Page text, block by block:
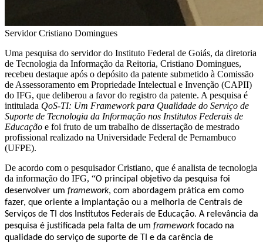
Servidor Cristiano Domingues
Uma pesquisa do servidor do Instituto Federal de Goiás, da diretoria
de Tecnologia da Informação da Reitoria, Cristiano Domingues,
recebeu destaque após o depósito da patente submetido à Comissão
de Assessoramento em Propriedade Intelectual e Invenção (CAPII)
do IFG, que deliberou a favor do registro da patente. A pesquisa é
intitulada QoS-TI: Um Framework para Qualidade do Serviço de
Suporte de Tecnologia da Informação nos Institutos Federais de
Educação e foi fruto de um trabalho de dissertação de mestrado
profissional realizado na Universidade Federal de Pernambuco
(UFPE).
De acordo com o pesquisador Cristiano, que é analista de tecnologia
da informação do IFG, “O principal objetivo da pesquisa foi
desenvolver um framework, com abordagem prática em como
fazer, que oriente a implantação ou a melhoria de Centrais de
Serviços de TI dos Institutos Federais de Educação. A relevância da
pesquisa é justificada pela falta de um frameworkfocado na
qualidade do serviço de suporte de TI e da carência de